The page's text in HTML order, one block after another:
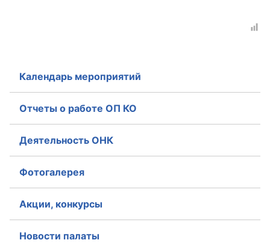
Календарь мероприятий
Отчеты о работе ОП КО
Деятельность ОНК
Фотогалерея
Акции, конкурсы
Новости палаты